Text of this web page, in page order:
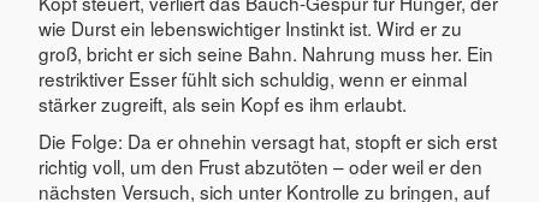
wie Durst ein lebenswichtiger Instinkt ist. Wird er zu
groß, bricht er sich seine Bahn. Nahrung muss her. Ein
restriktiver Esser fühlt sich schuldig, wenn er einmal
stärker zugreift, als sein Kopf es ihm erlaubt.
Die Folge: Da er ohnehin versagt hat, stopft er sich erst
richtig voll, um den Frust abzutöten – oder weil er den
nächsten Versuch, sich unter Kontrolle zu bringen, auf